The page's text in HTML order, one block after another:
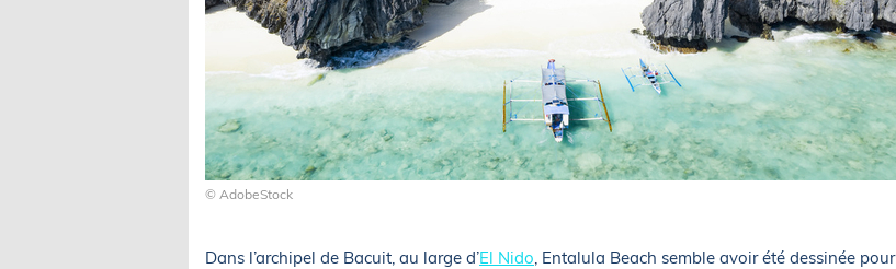
© AdobeStock
Dans l’archipel de Bacuit, au large d’El Nido, Entalula Beach semble avoir été dessinée pour